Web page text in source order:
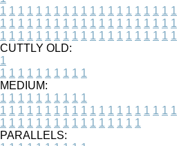
1 1 1 1 1 1 1 1 1 1 1 1 1 1 1 1 1 1 1 1
1 1 1 1 1 1 1 1 1 1 1 1 1 1 1 1 1 1 1 1
1 1 1 1 1 1 1 1 1 1 1 1 1 1 1 1 1 1 1 1
CUTTLY OLD:
1
1 1 1 1 1 1 1 1 1 1
MEDIUM:
1 1 1 1 1 1 1 1 1 1
1 1 1 1 1 1 1 1 1 1 1 1 1 1 1 1 1 1 1 1
1 1 1 1 1 1 1 1 1 1 1 1 1 1 1 1
PARALLELS: